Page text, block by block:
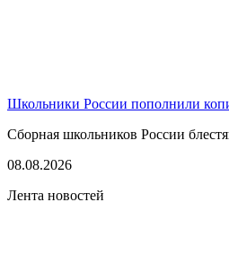
Школьники России пополнили
Сборная школьников России
08.08.2026
Лента новостей